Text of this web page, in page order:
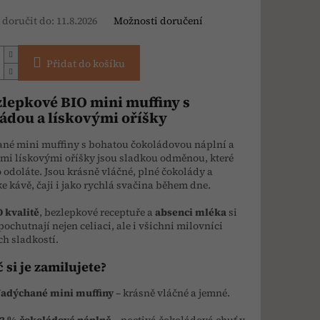
doručit do: 11.8.2026 Možnosti doručení
Přidat do košíku
BIO mini muffiny s
a lískovými oříšky
mini muffiny s bohatou čokoládovou náplní a
lískovými oříšky jsou sladkou odměnou, které
odoláte. Jsou krásně vláčné, plné čokolády a
kávě, čaji i jako rychlá svačina během dne.
kvalitě, bezlepkové receptuře a absenci mlékasi
nejen celiaci, ale i všichni milovníci
sladkostí.
si je zamilujete?
mini muffiny– krásně vláčné a jemné.